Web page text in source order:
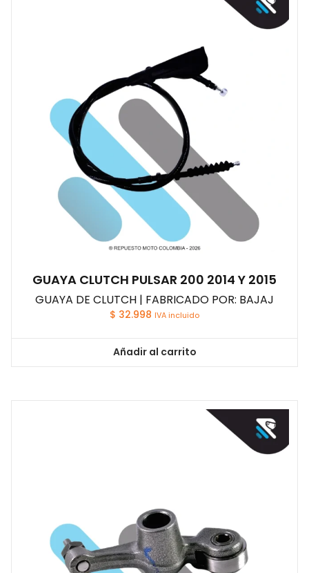
GUAYA CLUTCH PULSAR 200 2014 Y 2015
GUAYA DE CLUTCH | FABRICADO POR: BAJAJ
$ 32.998 IVA incluido
Añadir al carrito